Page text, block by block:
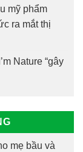
mỹ phẩm
ra mắt thị
Nature “gây
mẹ bầu và